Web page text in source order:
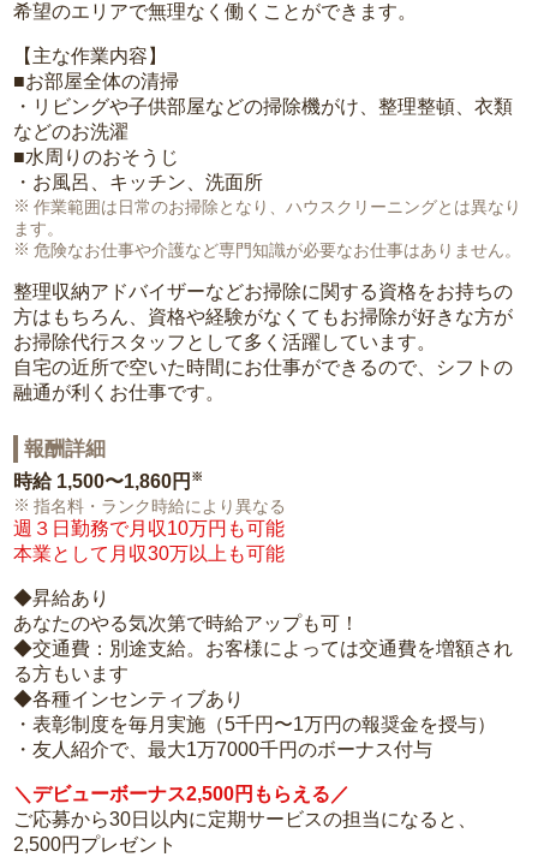
希望のエリアで無理なく働くことができます。
【主な作業内容】
■お部屋全体の清掃
・リビングや子供部屋などの掃除機がけ、整理整頓、衣類
などのお洗濯
■水周りのおそうじ
・お風呂、キッチン、洗面所
作業範囲は日常のお掃除となり、ハウスクリーニングとは異なり
ます。
危険なお仕事や介護など専門知識が必要なお仕事はありません。
整理収納アドバイザーなどお掃除に関する資格をお持ちの
方はもちろん、資格や経験がなくてもお掃除が好きな方が
お掃除代行スタッフとして多く活躍しています。
自宅の近所で空いた時間にお仕事ができるので、シフトの
融通が利くお仕事です。
報酬詳細
時給 1,500〜1,860円 ※
指名料・ランク時給により異なる
週３日勤務で月収10万円も可能
本業として月収30万以上も可能
◆昇給あり
あなたのやる気次第で時給アップも可！
◆交通費：別途支給。お客様によっては交通費を増額され
る方もいます
◆各種インセンティブあり
・表彰制度を毎月実施（5千円〜1万円の報奨金を授与）
・友人紹介で、最大1万7000千円のボーナス付与
＼デビューボーナス2,500円もらえる／
ご応募から30日以内に定期サービスの担当になると、
2,500円プレゼント